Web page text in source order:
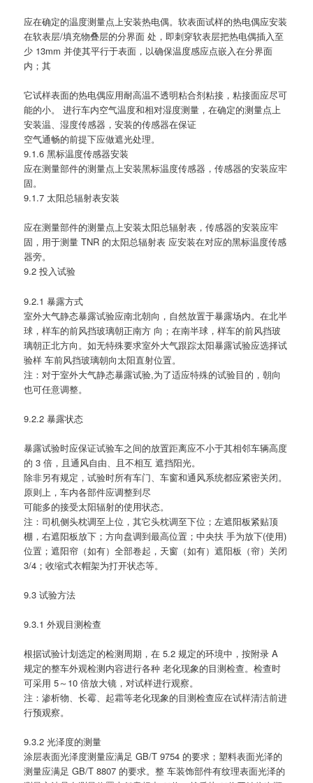
应在确定的温度测量点上安装热电偶。软表面试样的热电偶应安装
在软表层/填充物叠层的分界面 处，即刺穿软表层把热电偶插入至
少 13mm 并使其平行于表面，以确保温度感应点嵌入在分界面
内；其
它试样表面的热电偶应用耐高温不透明粘合剂粘接，粘接面应尽可
能的小。 进行车内空气温度和相对湿度测量，在确定的测量点上
安装温、湿度传感器，安装的传感器在保证
空气通畅的前提下应做遮光处理。
9.1.6 黑标温度传感器安装
应在测量部件的测量点上安装黑标温度传感器，传感器的安装应牢
固。
9.1.7 太阳总辐射表安装
应在测量部件的测量点上安装太阳总辐射表，传感器的安装应牢
固，用于测量 TNR 的太阳总辐射表 应安装在对应的黑标温度传感
器旁。
9.2 投入试验
9.2.1 暴露方式
室外大气静态暴露试验应南北朝向，自然放置于暴露场内。在北半
球，样车的前风挡玻璃朝正南方 向；在南半球，样车的前风挡玻
璃朝正北方向。如无特殊要求室外大气跟踪太阳暴露试验应选择试
验样 车前风挡玻璃朝向太阳直射位置。
注：对于室外大气静态暴露试验,为了适应特殊的试验目的，朝向
也可任意调整。
9.2.2 暴露状态
暴露试验时应保证试验车之间的放置距离应不小于其相邻车辆高度
的 3 倍，且通风自由、且不相互 遮挡阳光。
除非另有规定，试验时所有车门、车窗和通风系统都应紧密关闭。
原则上，车内各部件应调整到尽
可能多的接受太阳辐射的使用状态。
注：司机侧头枕调至上位，其它头枕调至下位；左遮阳板紧贴顶
棚，右遮阳板放下；方向盘调到最高位置；中央扶 手为放下(使用)
位置；遮阳帘（如有）全部卷起，天窗（如有）遮阳板（帘）关闭
3/4；收缩式衣帽架为打开状态等。
9.3 试验方法
9.3.1 外观目测检查
根据试验计划选定的检测周期，在 5.2 规定的环境中，按附录 A
规定的整车外观检测内容进行各种 老化现象的目测检查。检查时
可采用 5～10 倍放大镜，对试样进行观察。
注：渗析物、长霉、起霜等老化现象的目测检查应在试样清洁前进
行预观察。
9.3.2 光泽度的测量
涂层表面光泽度测量应满足 GB/T 9754 的要求；塑料表面光泽的
测量应满足 GB/T 8807 的要求。整 车装饰部件有纹理表面光泽的